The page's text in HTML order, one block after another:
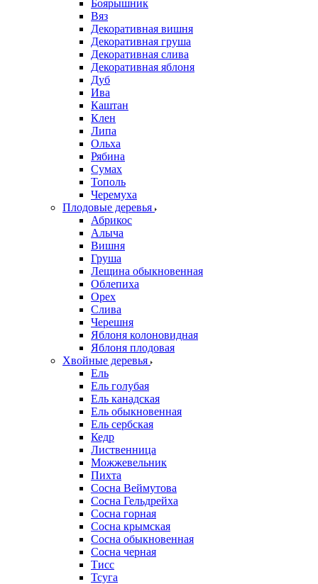
Боярышник
Вяз
Декоративная вишня
Декоративная груша
Декоративная слива
Декоративная яблоня
Дуб
Ива
Каштан
Клен
Липа
Ольха
Рябина
Сумах
Тополь
Черемуха
Плодовые деревья
Абрикос
Алыча
Вишня
Груша
Лещина обыкновенная
Облепиха
Орех
Слива
Черешня
Яблоня колоновидная
Яблоня плодовая
Хвойные деревья
Ель
Ель голубая
Ель канадская
Ель обыкновенная
Ель сербская
Кедр
Лиственница
Можжевельник
Пихта
Сосна Веймутова
Сосна Гельдрейха
Сосна горная
Сосна крымская
Сосна обыкновенная
Сосна черная
Тисс
Тсуга